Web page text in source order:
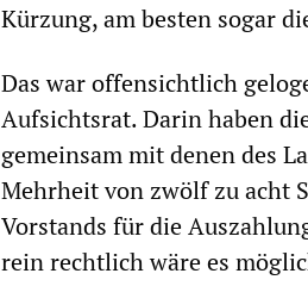
Kürzung, am besten sogar
Das war offensichtlich
Aufsichtsrat. Darin haben
gemeinsam mit denen des
Mehrheit von zwölf zu acht
Vorstands für die
rein rechtlich wäre es